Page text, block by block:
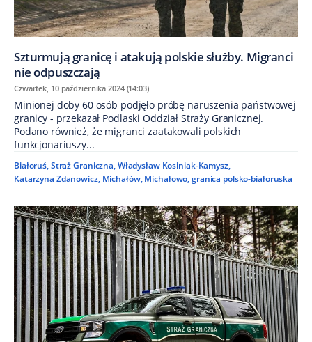
Szturmują granicę i atakują polskie służby. Migranci
nie odpuszczają
Czwartek, 10 października 2024 (14:03)
Minionej doby 60 osób podjęło próbę naruszenia państwowej
granicy - przekazał Podlaski Oddział Straży Granicznej.
Podano również, że migranci zaatakowali polskich
funkcjonariuszy...
Białoruś,Straż Graniczna,Władysław Kosiniak-Kamysz,
Katarzyna Zdanowicz, Michałów, Michałowo,granica polsko-białoruska